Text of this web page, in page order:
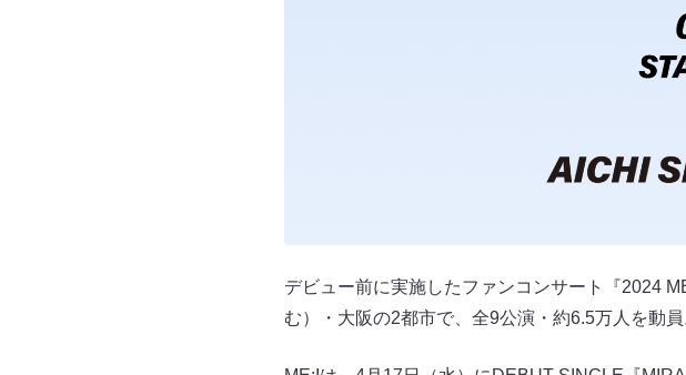
デビュー前に実施したファンコンサート『2024
む）・大阪の2都市で、全9公演・約6.5万人を動